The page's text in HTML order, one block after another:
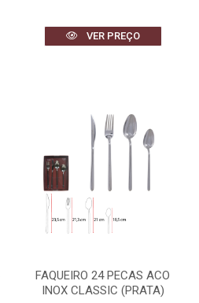
VER PREÇO
FAQUEIRO 24 PECAS ACO
INOX CLASSIC (PRATA)